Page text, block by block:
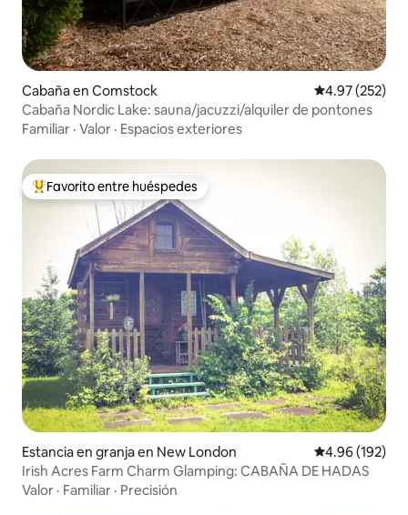
Cabaña en Comstock Calificación
4.97 (252)
Cabaña Nordic Lake: sauna/jacuzzi/alquiler de pontones
Familiar · Valor · Espacios exteriores
De los mejores en Favorito entre huéspedes
Favorito entre huéspedes
Estancia en granja en New London Calificación
4.96 (192)
Irish Acres Farm Charm Glamping: CABAÑA DE HADAS
Valor · Familiar · Precisión